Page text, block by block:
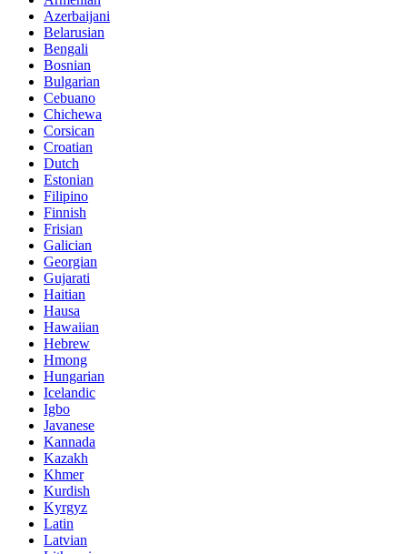
Azerbaijani
Belarusian
Bengali
Bosnian
Bulgarian
Cebuano
Chichewa
Corsican
Croatian
Dutch
Estonian
Filipino
Finnish
Frisian
Galician
Georgian
Gujarati
Haitian
Hausa
Hawaiian
Hebrew
Hmong
Hungarian
Icelandic
Igbo
Javanese
Kannada
Kazakh
Khmer
Kurdish
Kyrgyz
Latin
Latvian